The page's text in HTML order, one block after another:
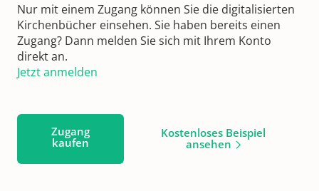
Nur mit einem Zugang können Sie die digitalisierten
Kirchenbücher einsehen. Sie haben bereits einen
Zugang? Dann melden Sie sich mit Ihrem Konto
direkt an.
Jetzt anmelden
Zugang
kaufen
Kostenloses Beispiel
ansehen